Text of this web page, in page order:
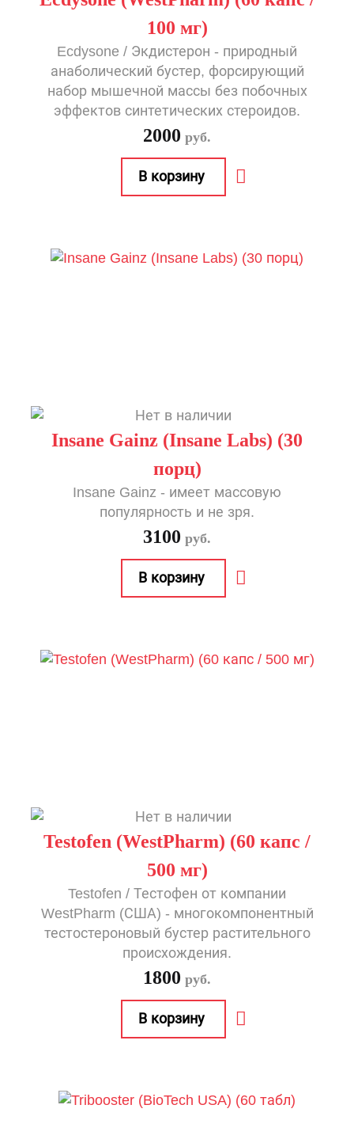
100 мг)
Ecdysone / Экдистерон - природный
анаболический бустер, форсирующий
набор мышечной массы без побочных
эффектов синтетических стероидов.
2000 руб.
Insane Gainz (Insane Labs) (30
порц)
Insane Gainz - имеет массовую
популярность и не зря.
3100 руб.
Testofen (WestPharm) (60 капс /
500 мг)
Testofen / Тестофен от компании
WestPharm (США) - многокомпонентный
тестостероновый бустер растительного
происхождения.
1800 руб.